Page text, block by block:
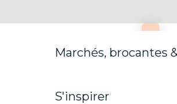
Marchés, brocantes
S'inspirer